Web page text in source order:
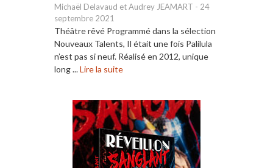
Michaël Delavaud et Audrey JEAMART - 24
septembre 2021
Théâtre rêvé Programmé dans la sélection
Nouveaux Talents, Il était une fois Palilula
n’est pas si neuf. Réalisé en 2012, unique
long ...Lire la suite